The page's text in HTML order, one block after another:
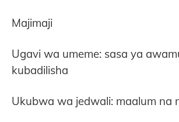
Majimaji
Ugavi wa umeme: sasa ya
kubadilisha
Ukubwa wa jedwali: maalum na